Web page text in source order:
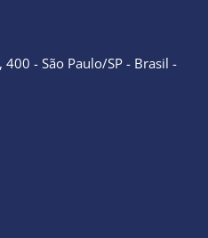
400 - São Paulo/SP - Brasil -